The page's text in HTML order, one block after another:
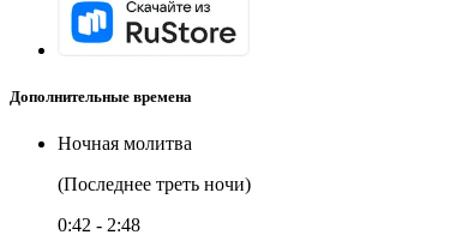
Дополнительные времена
Ночная молитва
(Последнее треть ночи)
0:42 - 2:48